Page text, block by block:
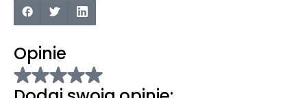
Opinie